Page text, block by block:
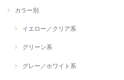
カラー別
イエロー／クリア系
グリーン系
グレー／ホワイト系